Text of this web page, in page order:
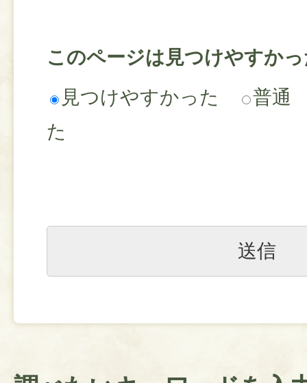
このページは見つけやすか
見つけやすかった
普通
た